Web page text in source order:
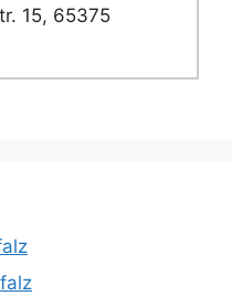
15, 65375